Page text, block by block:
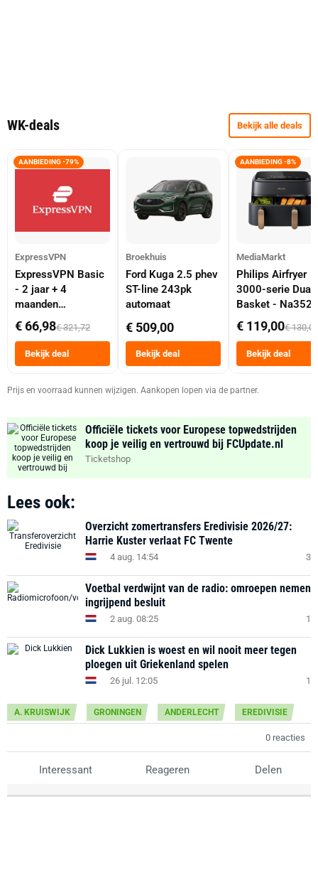
WK-deals Bekijk alle deals
AANBIEDING -79%
ExpressVPN
ExpressVPN Basic
- 2 jaar + 4
maanden
abonnement
€ 66,98€ 321,72
Bekijk deal
Broekhuis
Ford Kuga 2.5 phev
ST-line 243pk
automaat
€ 509,00
Bekijk deal
AANBIEDING -8%
MediaMarkt
Philips Airfryer
3000-serie Dual
Basket -
Dubbele Mand 9
Tot 6 Personen
Heteluchtfriteuse
Zwart
€ 119,00€ 130,00
Bekijk deal
Prijs en voorraad kunnen wijzigen. Aankopen lopen via de partner.
Officiële tickets voor Europese topwedstrijden
koop je veilig en vertrouwd bij FCUpdate.nl
Ticketshop
Lees ook:
Overzicht zomertransfers Eredivisie 2026/27:
Harrie Kuster verlaat FC Twente
4 aug. 14:54 3
Voetbal verdwijnt van de radio: omroepen nemen
ingrijpend besluit
2 aug. 08:25 1
Dick Lukkien is woest en wil nooit meer tegen
ploegen uit Griekenland spelen
26 jul. 12:05 1
A. KRUISWIJK GRONINGEN ANDERLECHT EREDIVISIE
0 reacties
Interessant Reageren Delen